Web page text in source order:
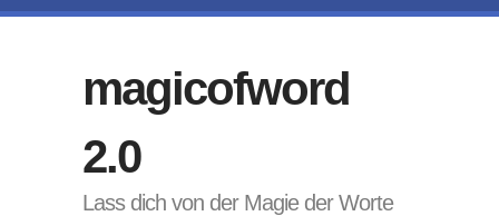
magicofword
2.0
Lass dich von der Magie der Worte